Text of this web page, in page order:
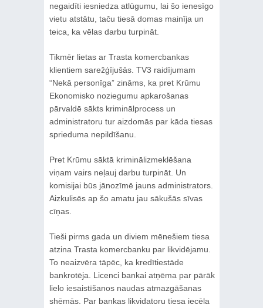
negaidīti iesniedza atlūgumu, lai šo ienesīgo
vietu atstātu, taču tiesā domas mainīja un
teica, ka vēlas darbu turpināt.
Tikmēr lietas ar Trasta komercbankas
klientiem sarežģījušās. TV3 raidījumam
“Nekā personīga” zināms, ka pret Krūmu
Ekonomisko noziegumu apkarošanas
pārvaldē sākts kriminālprocess un
administratoru tur aizdomās par kāda tiesas
sprieduma nepildīšanu.
Pret Krūmu sāktā kriminālizmeklēšana
viņam vairs neļauj darbu turpināt. Un
komisijai būs jānozīmē jauns administrators.
Aizkulisēs ap šo amatu jau sākušās sīvas
cīņas.
Tieši pirms gada un diviem mēnešiem tiesa
atzina Trasta komercbanku par likvidējamu.
To neaizvēra tāpēc, ka kredītiestāde
bankrotēja. Licenci bankai atņēma par pārāk
lielo iesaistīšanos naudas atmazgāšanas
shēmās. Par bankas likvidatoru tiesa iecēla